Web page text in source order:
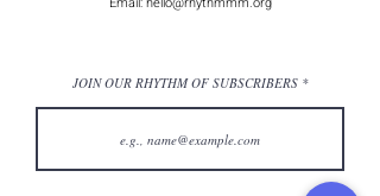
JOIN OUR RHYTHM OF SUBSCRIBERS